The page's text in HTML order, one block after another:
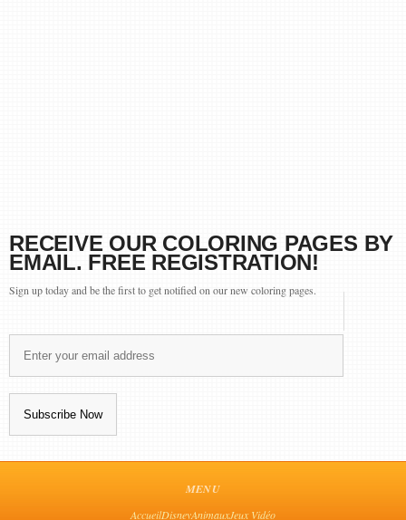
RECEIVE OUR COLORING PAGES BY
EMAIL. FREE REGISTRATION!
Sign up today and be the first to get notified on our new coloring pages.
MENU
AccueilDisneyAnimauxJeux Vidéo